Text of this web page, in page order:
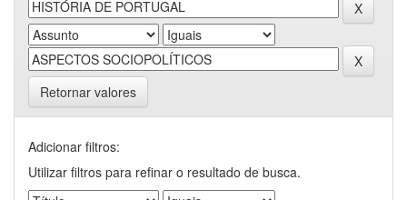
Retornar valores
Adicionar filtros:
Utilizar filtros para refinar o resultado de busca.